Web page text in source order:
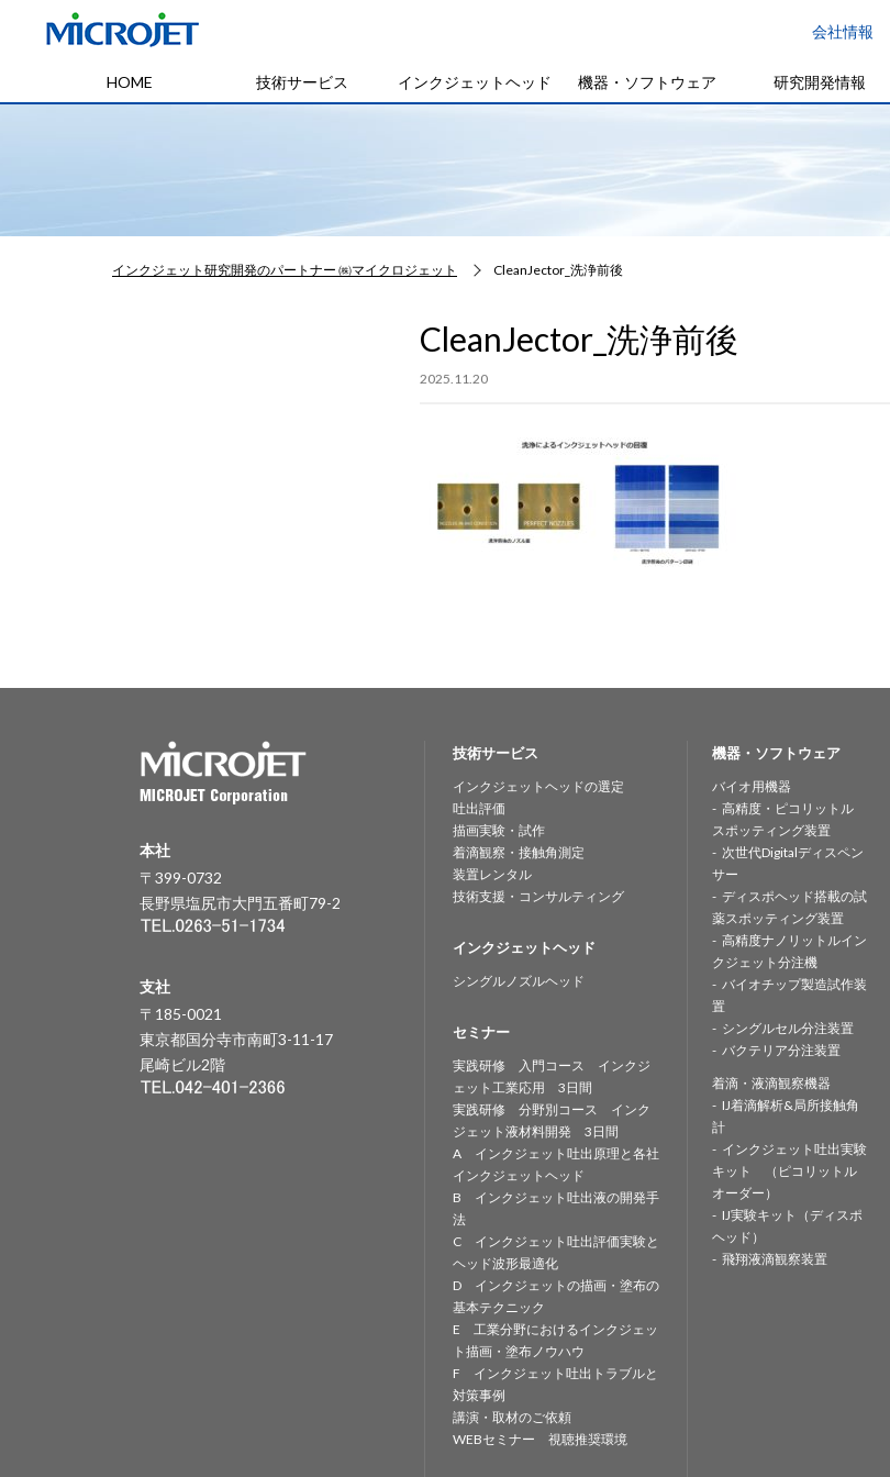
会社情報
HOME 技術サービス インクジェットヘッド 機器・ソフトウェア 研究開発情報
インクジェット研究開発のパートナー ㈱マイクロジェット CleanJector_洗浄前後
CleanJector_洗浄前後
2025.11.20
本社
〒399-0732
長野県塩尻市大門五番町79-2
支社
〒185-0021
東京都国分寺市南町3-11-17
尾崎ビル2階
技術サービス
インクジェットヘッドの選定
吐出評価
描画実験・試作
着滴観察・接触角測定
装置レンタル
技術支援・コンサルティング
インクジェットヘッド
シングルノズルヘッド
セミナー
実践研修 入門コース インクジ
ェット工業応用 3日間
実践研修 分野別コース インク
ジェット液材料開発 3日間
A インクジェット吐出原理と各社
インクジェットヘッド
B インクジェット吐出液の開発手
法
C インクジェット吐出評価実験と
ヘッド波形最適化
D インクジェットの描画・塗布の
基本テクニック
E 工業分野におけるインクジェッ
ト描画・塗布ノウハウ
F インクジェット吐出トラブルと
対策事例
講演・取材のご依頼
WEBセミナー 視聴推奨環境
機器・ソフトウェア
バイオ用機器
高精度・ピコリットル
スポッティング装置
次世代Digitalディスペン
サー
ディスポヘッド搭載の試
薬スポッティング装置
高精度ナノリットルイン
クジェット分注機
バイオチップ製造試作装
置
シングルセル分注装置
バクテリア分注装置
着滴・液滴観察機器
IJ着滴解析&局所接触角
計
インクジェット吐出実験
キット （ピコリットル
オーダー）
IJ実験キット（ディスポ
ヘッド）
飛翔液滴観察装置